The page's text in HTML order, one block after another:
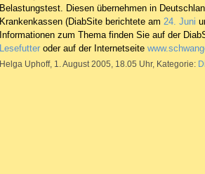
Belastungstest. Diesen übernehmen in
Krankenkassen (DiabSite berichtete am 24. Juni
Informationen zum Thema finden Sie auf der
Lesefutter oder auf der Internetseite
Helga Uphoff, 1. August 2005, 18.05 Uhr, Kategorie: